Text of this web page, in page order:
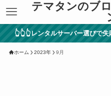
テマタンのブ
👆👆👆レンタルサーバー選びで
ホーム 2023年 9月